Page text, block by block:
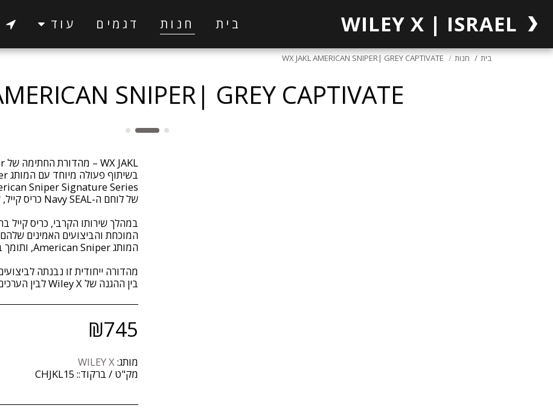
WILEY X | ISRAEL בית חנות דגמים עוד
בית חנות WX JAKL AMERICAN SNIPER| GREY CAPTIVATE
SNIPER| GREY CAPTIVATE
המוכחת והביצועים האמינים
מהדורה ייחודית זו נבנתה
בין ההגנה של Wiley X לבין הערכים של American Sniper, כהוקרה לכל מי שמשרת.
₪745
מותג:WILEY X
מק"ט / ברקוד:: CHJKL15